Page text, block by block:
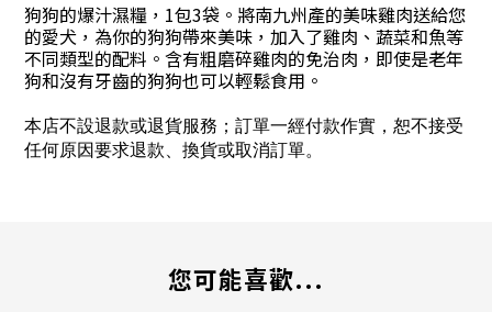
狗狗的爆汁濕糧，1包3袋。將南九州產的美味雞肉送給您
的愛犬，為你的狗狗帶來美味，加入了雞肉、蔬菜和魚等
不同類型的配料。含有粗磨碎雞肉的免治肉，即使是老年
狗和沒有牙齒的狗狗也可以輕鬆食用。
本店不設退款或退貨服務；訂單一經付款作實，恕不接受
任何原因要求退款、換貨或取消訂單。
您可能喜歡...